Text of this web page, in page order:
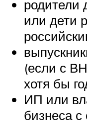
родители
или дети
(если с
хотя бы
ИП или
бизнеса